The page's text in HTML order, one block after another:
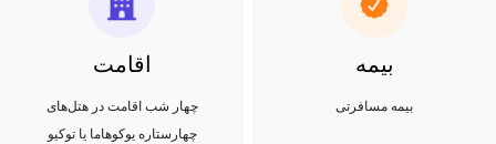
بیمه
بیمه مسافرتی
اقامت
چهار شب اقامت در هتل‌های
چهارستاره یوکوهاما یا توکیو